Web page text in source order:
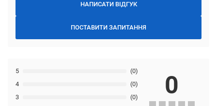
НАПИСАТИ ВІДГУК
ПОСТАВИТИ ЗАПИТАННЯ
3 (0)
4 (0)
5 (0)
0